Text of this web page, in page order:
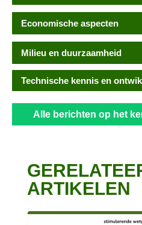
Economische aspecten
Milieu en duurzaamheid
Technische kennis en
Alle berichten op het
ARTIKELEN